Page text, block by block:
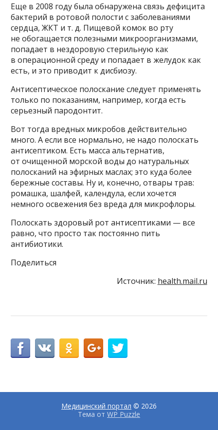
Еще в 2008 году была обнаружена связь дефицита
бактерий в ротовой полости с заболеваниями
сердца, ЖКТ и т. д. Пищевой комок во рту
не обогащается полезными микроорганизмами,
попадает в нездоровую стерильную как
в операционной среду и попадает в желудок как
есть, и это приводит к дисбиозу.
Антисептическое полоскание следует применять
только по показаниям, например, когда есть
серьезный пародонтит.
Вот тогда вредных микробов действительно
много. А если все нормально, не надо полоскать
антисептиком. Есть масса альтернатив,
от очищенной морской воды до натуральных
полосканий на эфирных маслах; это куда более
бережные составы. Ну и, конечно, отвары трав:
ромашка, шалфей, календула, если хочется
немного освежения без вреда для микрофлоры.
Полоскать здоровый рот антисептиками — все
равно, что просто так постоянно пить
антибиотики.
Поделиться
Источник: health.mail.ru
Медицинский портал © 2026
Тема от WP Puzzle